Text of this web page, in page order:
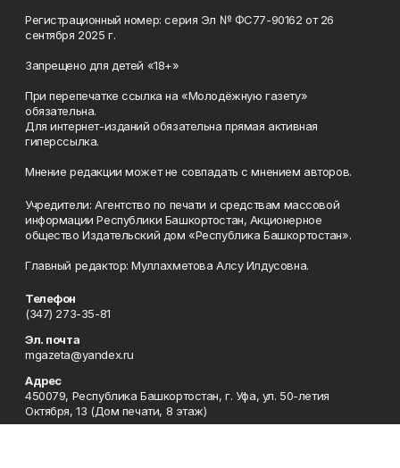
Регистрационный номер: серия Эл № ФС77-90162 от 26
сентября 2025 г.
Запрещено для детей «18+»
При перепечатке ссылка на «Молодёжную газету»
обязательна.
Для интернет-изданий обязательна прямая активная
гиперссылка.
Мнение редакции может не совпадать с мнением авторов.
Учредители: Агентство по печати и средствам массовой
информации Республики Башкортостан, Акционерное
общество Издательский дом «Республика Башкортостан».
Главный редактор: Муллахметова Алсу Илдусовна.
Телефон
(347) 273-35-81
Эл. почта
mgazeta@yandex.ru
Адрес
450079, Республика Башкортостан, г. Уфа, ул. 50-летия
Октября, 13 (Дом печати, 8 этаж)